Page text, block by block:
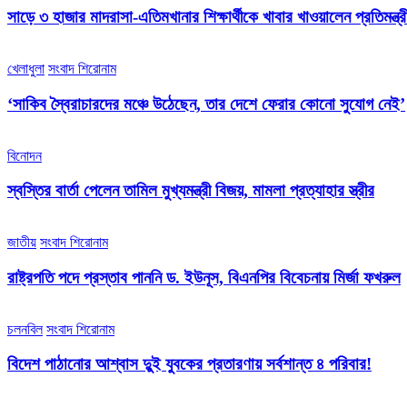
সাড়ে ৩ হাজার মাদরাসা-এতিমখানার শিক্ষার্থীকে খাবার খাওয়ালেন
খেলাধুলা সংবাদ শিরোনাম
‘সাকিব স্বৈরাচারদের মঞ্চে উঠেছেন, তার দেশে ফেরার কোনো সুযোগ নেই’
বিনোদন
স্বস্তির বার্তা পেলেন তামিল মুখ্যমন্ত্রী বিজয়, মামলা প্রত্যাহার স্ত্রীর
জাতীয় সংবাদ শিরোনাম
রাষ্ট্রপতি পদে প্রস্তাব পাননি ড. ইউনূস, বিএনপির বিবেচনায় মির্জা ফখরুল
চলনবিল সংবাদ শিরোনাম
বিদেশ পাঠানোর আশ্বাস দুুই যুবকের প্রতারণায় সর্বশান্ত ৪ পরিবার!